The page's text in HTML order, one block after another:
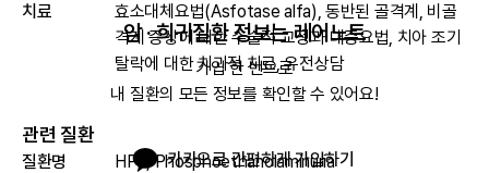
치료
효소대체요법(Asfotase alfa), 동반된 골격계, 비골
격계 증상에 대한 수술적 교정과 대증요법, 치아 조기
탈락에 대한 치과적 치료, 유전상담
관련 질환
질환명
HPP, Phosphoethanolaminuria
암 · 희귀질환 정보는 레어노트
가입 한 번으로
내 질환의 모든 정보를 확인할 수 있어요!
카카오로 간편하게 가입하기